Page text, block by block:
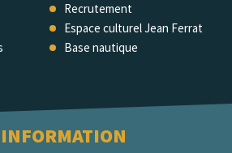
Recrutement
Espace culturel Jean Ferrat
Base nautique